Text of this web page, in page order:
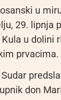
u
29. lipnja
u
prvacima.
don